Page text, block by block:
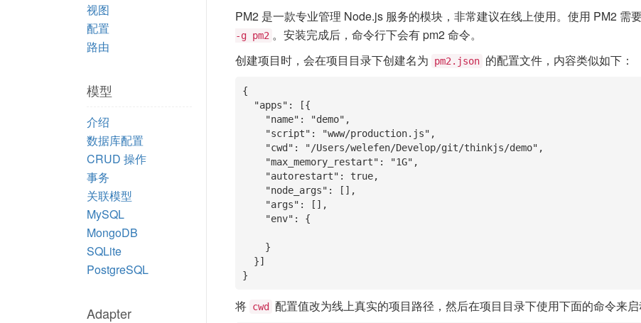
视图
配置
路由
模型
介绍
数据库配置
CRUD 操作
事务
关联模型
MySQL
MongoDB
SQLite
PostgreSQL
Adapter
PM2 是一款专业管理 Node.js 服务的模块，非常建议在线上使用。使用 PM2 需
-g pm2 。安装完成后，命令行下会有 pm2 命令。
创建项目时，会在项目目录下创建名为
pm2.json 的配置文件，内容类似如下：
{
}
将 cwd 配置值改为线上真实的项目路径，然后在项目目录下使用下面的命令来启